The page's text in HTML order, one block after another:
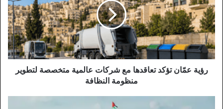
تعاقدها
مع
شركات
عالمية
متخصصة
لتطوير
منظومة
رؤية عمّان تؤكد تعاقدها مع شركات عالمية متخصصة لتطوير
منظومة النظافة